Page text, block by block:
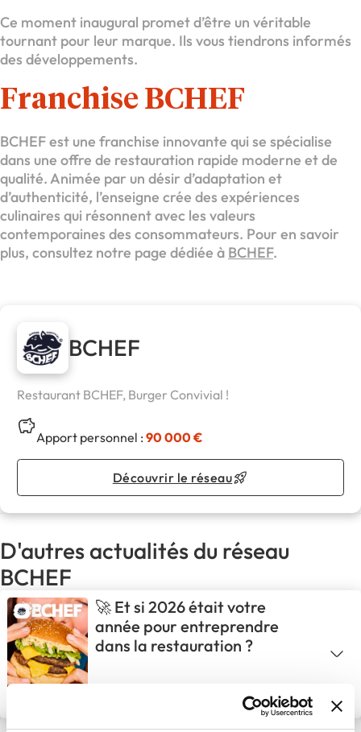
Ce moment inaugural promet d’être un véritable
tournant pour leur marque. Ils vous tiendrons informés
des développements.
Franchise BCHEF
BCHEF est une franchise innovante qui se spécialise
dans une offre de restauration rapide moderne et de
qualité. Animée par un désir d’adaptation et
d’authenticité, l’enseigne crée des expériences
culinaires qui résonnent avec les valeurs
contemporaines des consommateurs. Pour en savoir
plus, consultez notre page dédiée à BCHEF.
BCHEF
Restaurant BCHEF, Burger Convivial !
Apport personnel :90 000 €
Découvrir le réseau
D'autres actualités du réseau
BCHEF
🚀 Et si 2026 était votre
année pour entreprendre
dans la restauration ?